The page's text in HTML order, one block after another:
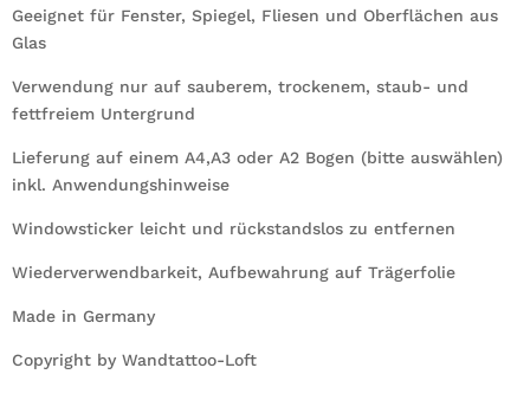
Geeignet für Fenster, Spiegel, Fliesen und Oberflächen aus
Glas
Verwendung nur auf sauberem, trockenem, staub- und
fettfreiem Untergrund
Lieferung auf einem A4,A3 oder A2 Bogen (bitte auswählen)
inkl. Anwendungshinweise
Windowsticker leicht und rückstandslos zu entfernen
Wiederverwendbarkeit, Aufbewahrung auf Trägerfolie
Made in Germany
Copyright by Wandtattoo-Loft